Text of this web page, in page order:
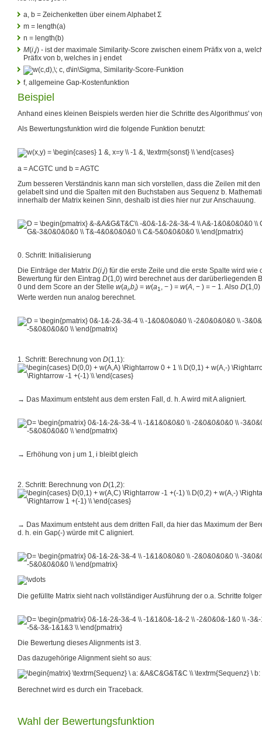
a, b = Zeichenketten über einem AlphabetΣ
m = length(a)
n = length(b)
M(i,j) - ist der maximale Similarity-Score zwischen einem Präfix von a,
Präfix von b, welches in j endet
, Similarity-Score-Funktion
f, allgemeine Gap-Kostenfunktion
Beispiel
Anhand eines kleinen Beispiels werden hier die Schritte des Algorithmus'
Als Bewertungsfunktion wird die folgende Funktion benutzt:
a = ACGTC und b = AGTC
Zum besseren Verständnis kann man sich vorstellen, dass die Zeilen mit
gelabelt sind und die Spalten mit den Buchstaben aus Sequenz b.
innerhalb der Matrix keinen Sinn, deshalb ist dies hier nur zur Anschauung.
0. Schritt: Initialisierung
Die Einträge der Matrix D(i,j) für die erste Zeile und die erste Spalte wird wie
Bewertung für den Eintrag D(1,0) wird berechnet aus der darüberliegenden
0 und dem Score an der Stelle w(ai,bi) = w(a1, − ) = w(A, − ) = − 1. Also D(1,0)
Werte werden nun analog berechnet.
1. Schritt: Berechnung von D(1,1):
→ Das Maximum entsteht aus dem ersten Fall, d. h. A wird mit A aligniert.
→ Erhöhung von j um 1, i bleibt gleich
2. Schritt: Berechnung von D(1,2):
→ Das Maximum entsteht aus dem dritten Fall, da hier das Maximum der
d. h. ein Gap(-) würde mit C aligniert.
Die gefüllte Matrix sieht nach vollständiger Ausführung der o.a. Schritte
Die Bewertung dieses Alignments ist 3.
Das dazugehörige Alignment sieht so aus:
Berechnet wird es durch ein Traceback.
Wahl der Bewertungsfunktion